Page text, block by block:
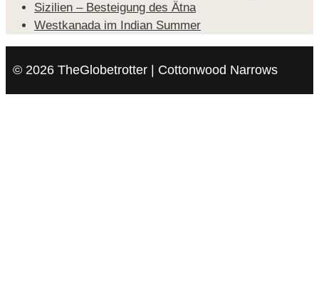
Sizilien – Besteigung des Ätna
Westkanada im Indian Summer
© 2026 TheGlobetrotter | Cottonwood Narrows